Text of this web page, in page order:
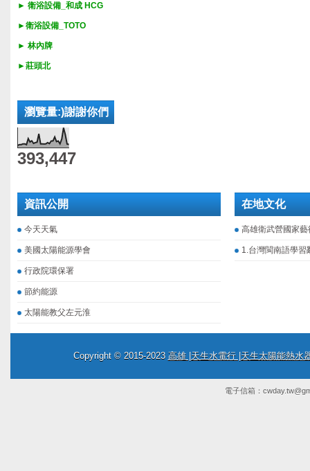
► 衛浴設備_ 和成 HCG
►衛浴設備_ TOTO
► 林內牌
►莊頭北
瀏覽量:)謝謝你們
393,447
資訊公開
今天天氣
美國太陽能源學會
行政院環保署
節約能源
太陽能教父左元淮
在地文化
高雄衛武營國家藝
1.台灣閩南語學習
Copyright © 2015-2023 高雄 |天生水電行 |天生太陽能熱水
電子信箱：